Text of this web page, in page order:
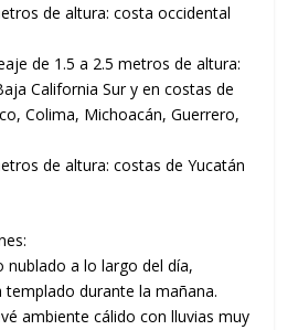
de altura: costa occidental
de 1.5 a 2.5 metros de altura:
California Sur y en costas de
Colima, Michoacán, Guerrero,
de altura: costas de Yucatán
nublado a lo largo del día,
durante la mañana.
ambiente cálido con lluvias muy